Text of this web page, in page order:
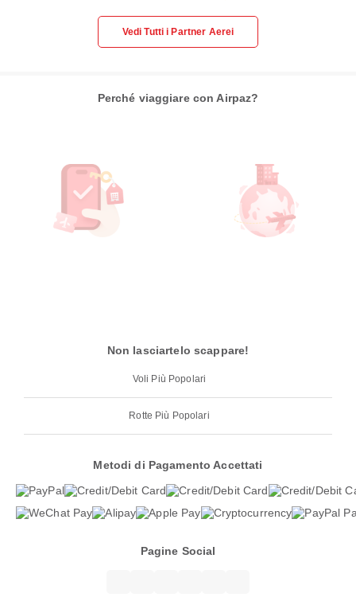
Vedi Tutti i Partner Aerei
Perché viaggiare con Airpaz?
Non lasciartelo scappare!
Voli Più Popolari
Rotte Più Popolari
Metodi di Pagamento Accettati
Pagine Social